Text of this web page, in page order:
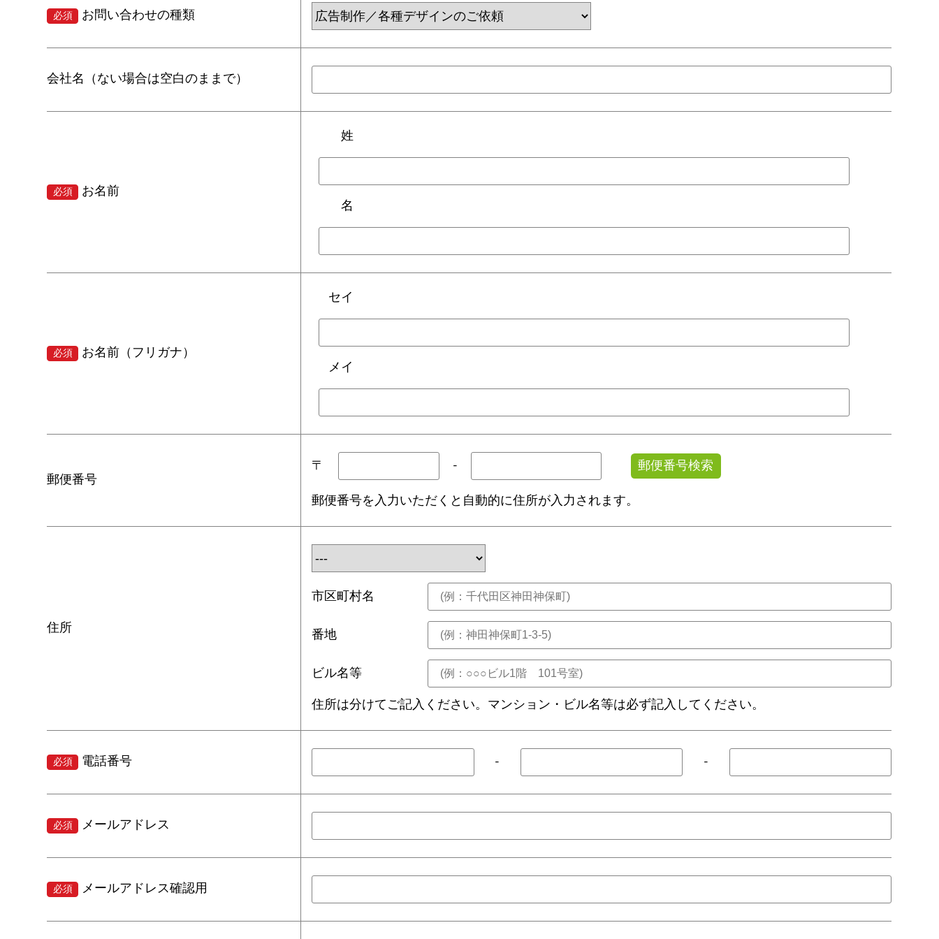
必須 お問い合わせの種類
会社名（ない場合は空白のままで）
必須 お名前
姓
名
必須 お名前（フリガナ）
セイ
メイ
郵便番号
〒 - 郵便番号検索
郵便番号を入力いただくと自動的に住所が入力されます。
住所
市区町村名
番地
ビル名等
住所は分けてご記入ください。マンション・ビル名等は必ず記入してください。
必須 電話番号 - -
必須 メールアドレス
必須 メールアドレス確認用